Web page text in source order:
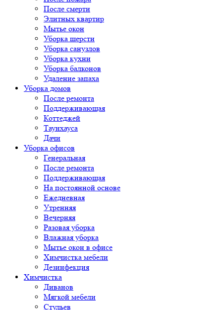
После смерти
Элитных квартир
Мытье окон
Уборка шерсти
Уборка санузлов
Уборка кухни
Уборка балконов
Удаление запаха
Уборка домов
После ремонта
Поддерживающая
Коттеджей
Таунхауса
Дачи
Уборка офисов
Генеральная
После ремонта
Поддерживающая
На постоянной основе
Ежедневная
Утренняя
Вечерняя
Разовая уборка
Влажная уборка
Мытье окон в офисе
Химчистка мебели
Дезинфекция
Химчистка
Диванов
Мягкой мебели
Стульев